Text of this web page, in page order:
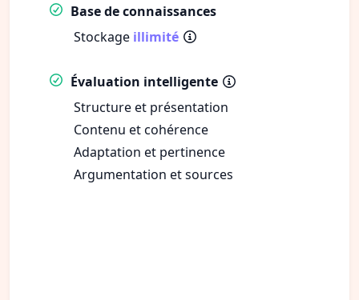
Base de connaissances
Stockage illimité
Évaluation intelligente
Structure et présentation
Contenu et cohérence
Adaptation et pertinence
Argumentation et sources